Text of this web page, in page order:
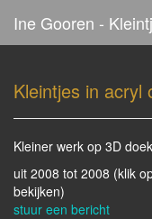
Kleintjes in acryl
Kleiner werk op 3D
uit 2008 tot 2008 (klik
bekijken)
stuur een bericht